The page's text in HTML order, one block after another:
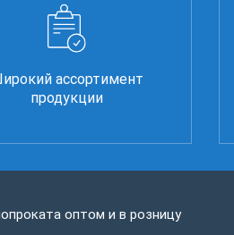
ассортимент
продукции
оптом и в розницу